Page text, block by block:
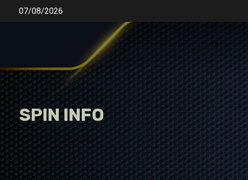
07/08/2026
SPIN INFO